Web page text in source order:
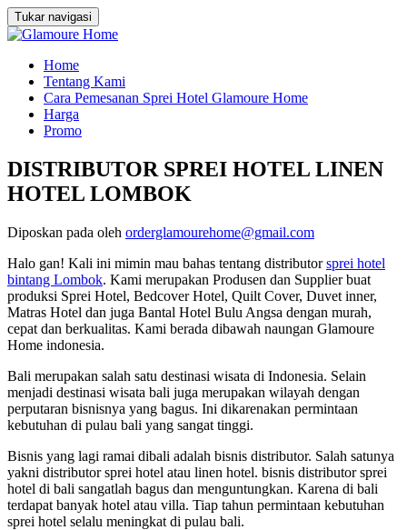
Tukar navigasi
Loncat
konten
Home
Tentang Kami
Cara Pemesanan Sprei Hotel Glamoure Home
Harga
Promo
DISTRIBUTOR SPREI HOTEL LINEN
HOTEL LOMBOK
Diposkan pada oleh orderglamourehome@gmail.com
Halo gan! Kali ini mimin mau bahas tentang distributorsprei hotel
bintang Lombok. Kami merupakan Produsen dan Supplier buat
produksi Sprei Hotel, Bedcover Hotel, Quilt Cover, Duvet inner,
Matras Hotel dan juga Bantal Hotel Bulu Angsa dengan murah,
cepat dan berkualitas. Kami berada dibawah naungan Glamoure
Home indonesia.
Bali merupakan salah satu destinasi wisata di Indonesia. Selain
menjadi destinasi wisata bali juga merupakan wilayah dengan
perputaran bisnisnya yang bagus. Ini dikarenakan permintaan
kebutuhan di pulau bali yang sangat tinggi.
Bisnis yang lagi ramai dibali adalah bisnis distributor. Salah satunya
yakni distributor sprei hotel atau linen hotel. bisnis distributor sprei
hotel di bali sangatlah bagus dan menguntungkan. Karena di bali
terdapat banyak hotel atau villa. Tiap tahun permintaan kebutuhan
sprei hotel selalu meningkat di pulau bali.